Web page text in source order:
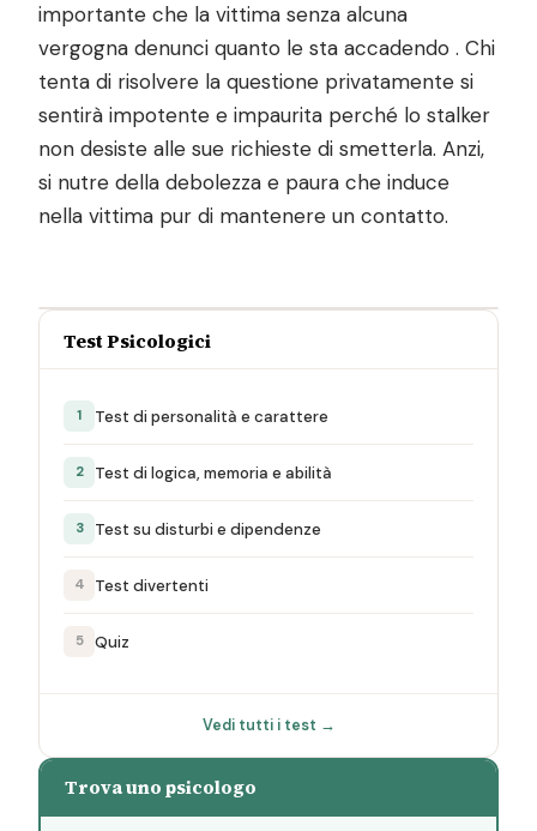
importante che la vittima senza alcuna
vergogna denunci quanto le sta accadendo . Chi
tenta di risolvere la questione privatamente si
sentirà impotente e impaurita perché lo stalker
non desiste alle sue richieste di smetterla. Anzi,
si nutre della debolezza e paura che induce
nella vittima pur di mantenere un contatto.
Test Psicologici
1 Test di personalità e carattere
2 Test di logica, memoria e abilità
3 Test su disturbi e dipendenze
4 Test divertenti
5 Quiz
Vedi tutti i test →
Trova uno psicologo